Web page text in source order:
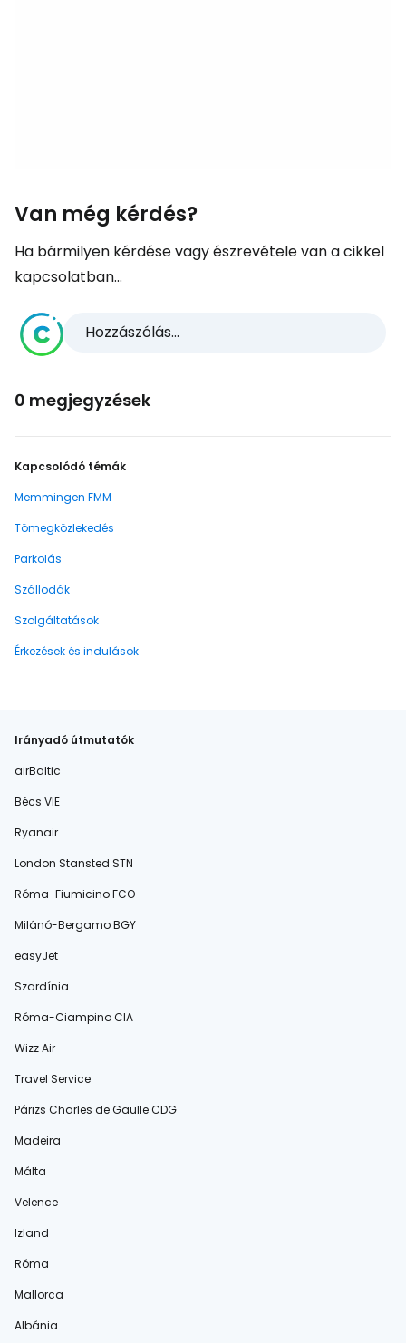
Van még kérdés?
Ha bármilyen kérdése vagy észrevétele van a cikkel
kapcsolatban...
Hozzászólás...
0 megjegyzések
Kapcsolódó témák
Memmingen FMM
Tömegközlekedés
Parkolás
Szállodák
Szolgáltatások
Érkezések és indulások
Irányadó útmutatók
airBaltic
Bécs VIE
Ryanair
London Stansted STN
Róma-Fiumicino FCO
Milánó-Bergamo BGY
easyJet
Szardínia
Róma-Ciampino CIA
Wizz Air
Travel Service
Párizs Charles de Gaulle CDG
Madeira
Málta
Velence
Izland
Róma
Mallorca
Albánia